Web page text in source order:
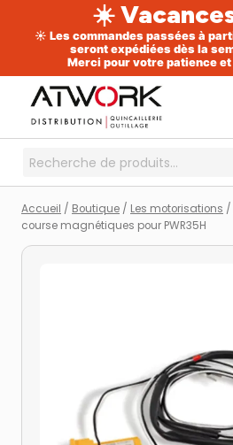
☀️
☀️ Les commandes passées à
seront expédiées dès la
Merci pour votre patience
contenu
Recherche
Accueil / Boutique / Les motorisations /
course magnétiques pour PWR35H